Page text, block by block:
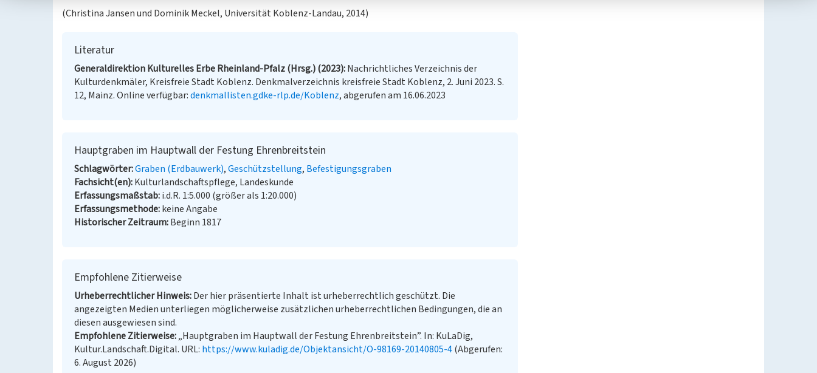
(Christina Jansen und Dominik Meckel, Universität Koblenz-Landau, 2014)
Literatur
Generaldirektion Kulturelles Erbe Rheinland-Pfalz (Hrsg.) (2023) Nachrichtliches Verzeichnis der
Kulturdenkmäler, Kreisfreie Stadt Koblenz. Denkmalverzeichnis kreisfreie Stadt Koblenz, 2. Juni 2023. S.
12, Mainz. Online verfügbar:denkmallisten.gdke-rlp.de/Koblenz, abgerufen am 16.06.2023
Hauptgraben im Hauptwall der Festung Ehrenbreitstein
Schlagwörter Graben (Erdbauwerk) Geschützstellung Befestigungsgraben
Fachsicht(en) Kulturlandschaftspflege, Landeskunde
Erfassungsmaßstab i.d.R. 1:5.000 (größer als 1:20.000)
Erfassungsmethode keine Angabe
Historischer Zeitraum Beginn 1817
Empfohlene Zitierweise
Urheberrechtlicher Hinweis Der hier präsentierte Inhalt ist urheberrechtlich geschützt. Die
angezeigten Medien unterliegen möglicherweise zusätzlichen urheberrechtlichen Bedingungen, die an
diesen ausgewiesen sind.
Empfohlene Zitierweise „Hauptgraben im Hauptwall der Festung Ehrenbreitstein”. In: KuLaDig,
Kultur.Landschaft.Digital. URL: https://www.kuladig.de/Objektansicht/O-98169-20140805-4(Abgerufen:
6. August 2026)